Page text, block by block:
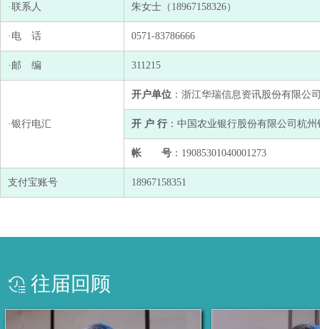
·联系人 朱女士（18967158326）
·电 话 0571-83786666
·邮 编 311215
·银行电汇
开户单位 ：浙江华瑞信息资讯股份有限公
开 户 行 ：中国农业银行股份有限公司杭
帐 号 ：19085301040001273
支付宝账号 18967158351
往届回顾